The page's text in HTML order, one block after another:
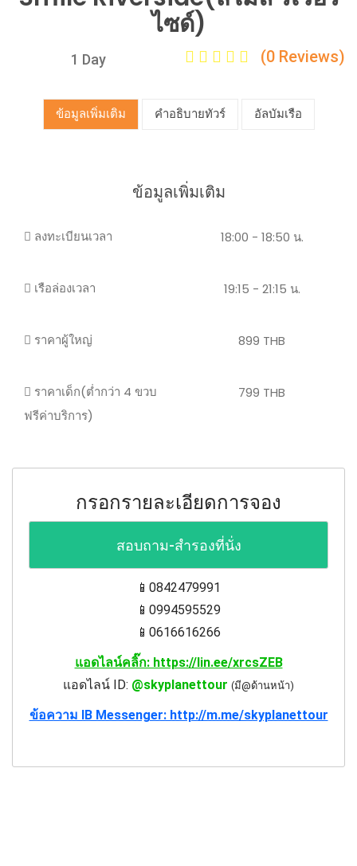
ไซด์)
1 Day (0 Reviews)
ข้อมูลเพิ่มเติม คำอธิบายทัวร์ อัลบัมเรือ
ข้อมูลเพิ่มเติม
ลงทะเบียนเวลา
เรือล่องเวลา
ราคาผู้ใหญ่
ราคาเด็ก(ต่ำกว่า 4 ขวบ
ฟรีค่าบริการ)
18:00 - 18:50 น.
19:15 - 21:15 น.
899 THB
799 THB
กรอกรายละเอียดการจอง
สอบถาม-สำรองที่นั่ง
📱0842479991
📱0994595529
📱0616616266
แอดไลน์คลิ๊ก: https://lin.ee/xrcsZEB
แอดไลน์ ID: @skyplanettour (มี@ด้านหน้า)
ข้อความ IB Messenger: http://m.me/skyplanettour